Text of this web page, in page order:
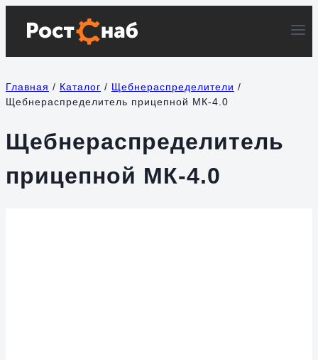
содержимому
Главная / Каталог / Щебнераспределители /
Щебнераспределитель прицепной МК-4.0
Щебнераспределитель
прицепной МК-4.0